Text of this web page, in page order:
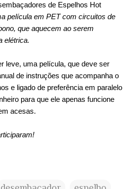
de Espelhos Hot
película em PET com circuitos de
que aquecem ao serem
elétrica.
leve, uma película, que deve ser
de instruções que acompanha o
e ligado de preferência em paralelo
para que ele apenas funcione
acesas.